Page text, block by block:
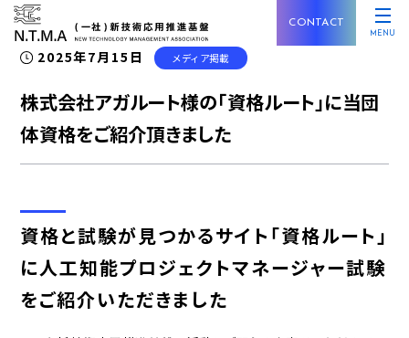
CONTACT
MENU
2025年7月15日 メディア掲載
株式会社アガルート様の「資格ルート」に当団
体資格をご紹介頂きました
資格と試験が見つかるサイト「資格ルート」
に人工知能プロジェクトマネージャー試験
をご紹介いただきました